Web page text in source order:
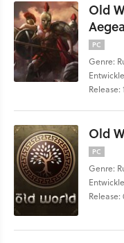
Old
PC
Genre:
Release:
Old
PC
Genre:
Release: